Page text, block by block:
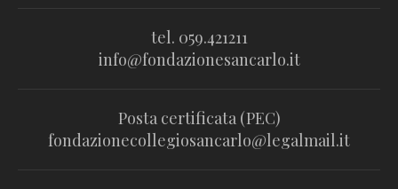
tel. 059.421211
info@fondazionesancarlo.it
Posta certificata (PEC)
fondazionecollegiosancarlo@legalmail.it